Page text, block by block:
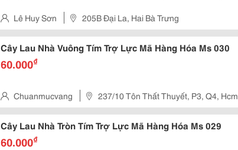
Poongsan - Ps 44
Lê Huy Sơn 205B Đại La, Hai Bà Trưng
Cây Lau Nhà Vuông Tím Trợ Lực Mã Hàng Hóa Ms 030
60.000₫
Chuanmucvang 237/10 Tôn Thất Thuyết, P3, Q4, Hcm
Cây Lau Nhà Tròn Tím Trợ Lực Mã Hàng Hóa Ms 029
60.000₫